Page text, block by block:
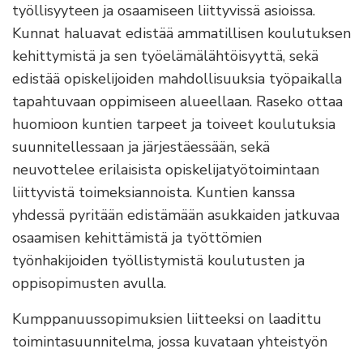
työllisyyteen ja osaamiseen liittyvissä asioissa.
Kunnat haluavat edistää ammatillisen koulutuksen
kehittymistä ja sen työelämälähtöisyyttä, sekä
edistää opiskelijoiden mahdollisuuksia työpaikalla
tapahtuvaan oppimiseen alueellaan. Raseko ottaa
huomioon kuntien tarpeet ja toiveet koulutuksia
suunnitellessaan ja järjestäessään, sekä
neuvottelee erilaisista opiskelijatyötoimintaan
liittyvistä toimeksiannoista. Kuntien kanssa
yhdessä pyritään edistämään asukkaiden jatkuvaa
osaamisen kehittämistä ja työttömien
työnhakijoiden työllistymistä koulutusten ja
oppisopimusten avulla.
Kumppanuussopimuksien liitteeksi on laadittu
toimintasuunnitelma, jossa kuvataan yhteistyön